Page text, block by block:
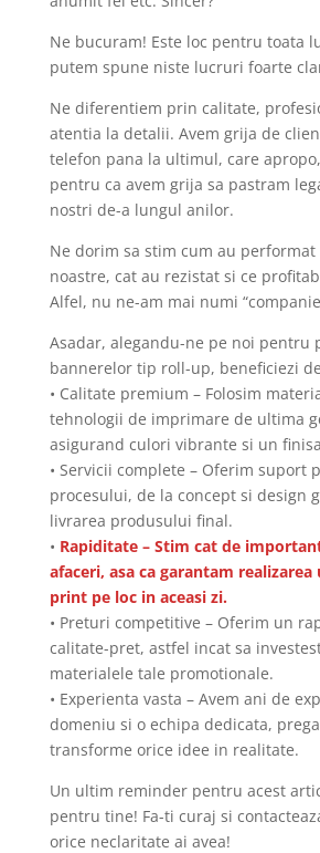
Ne bucuram! Este loc pentru toata
putem spune niste lucruri foarte
Ne diferentiem prin calitate,
atentia la detalii. Avem grija de
telefon pana la ultimul, care
pentru ca avem grija sa pastram
nostri de-a lungul anilor.
Ne dorim sa stim cum au
noastre, cat au rezistat si ce
Alfel, nu ne-am mai numi
Asadar, alegandu-ne pe noi pentru
bannerelor tip roll-up, beneficiezi
• Calitate premium – Folosim
tehnologii de imprimare de ultima
asigurand culori vibrante si un
• Servicii complete – Oferim suport
procesului, de la concept si design
livrarea produsului final.
• Rapiditate – Stim cat de
afaceri, asa ca garantam
print pe loc in aceasi zi.
• Preturi competitive – Oferim un
calitate-pret, astfel incat sa
materialele tale promotionale.
• Experienta vasta – Avem ani de
domeniu si o echipa dedicata,
transforme orice idee in realitate.
Un ultim reminder pentru acest
pentru tine! Fa-ti curaj si
orice neclaritate ai avea!